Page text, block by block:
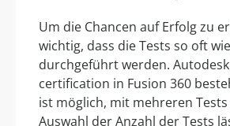
Um die Chancen auf Erfolg zu
wichtig, dass die Tests so oft
durchgeführt werden.
certification in Fusion 360
ist möglich, mit mehreren
Auswahl der Anzahl der Tests